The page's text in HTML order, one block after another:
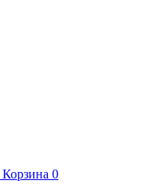
Корзина 0